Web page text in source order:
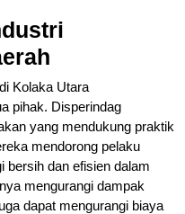
Kolaka Utara
pihak. Disperindag
yang mendukung praktik
mendorong pelaku
bersih dan efisien dalam
mengurangi dampak
dapat mengurangi biaya